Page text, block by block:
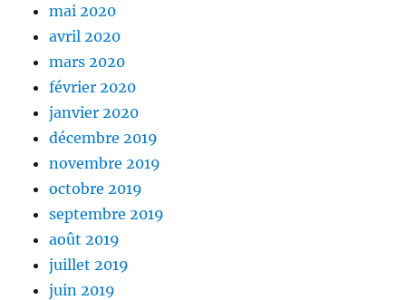
mai 2020
avril 2020
mars 2020
février 2020
janvier 2020
décembre 2019
novembre 2019
octobre 2019
septembre 2019
août 2019
juillet 2019
juin 2019